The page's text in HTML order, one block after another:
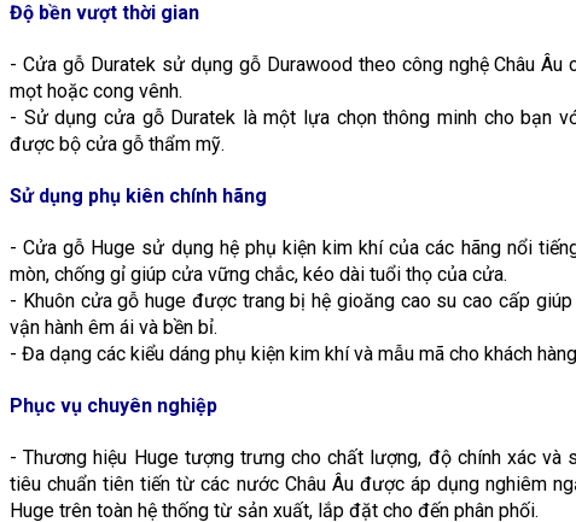
Độ bền vượt thời gian
- Cửa gỗ Duratek sử dụng gỗ Durawood theo công nghệ Châu
mọt hoặc cong vênh.
- Sử dụng cửa gỗ Duratek là một lựa chọn thông minh cho bạn
được bộ cửa gỗ thẩm mỹ.
Sử dụng phụ kiên chính hãng
- Cửa gỗ Huge sử dụng hệ phụ kiện kim khí của các hãng nổi
mòn, chống gỉ giúp cửa vững chắc, kéo dài tuổi thọ của cửa.
- Khuôn cửa gỗ huge được trang bị hệ gioăng cao su cao cấp
vận hành êm ái và bền bỉ.
- Đa dạng các kiểu dáng phụ kiện kim khí và mẫu mã cho khách
Phục vụ chuyên nghiệp
- Thương hiệu Huge tượng trưng cho chất lượng, độ chính xác
tiêu chuẩn tiên tiến từ các nước Châu Âu được áp dụng nghiêm
Huge trên toàn hệ thống từ sản xuất, lắp đặt cho đến phân phối.